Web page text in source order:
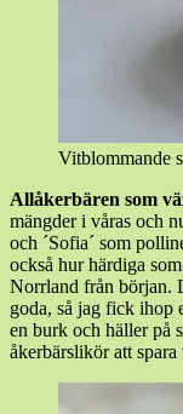
Vitblommande
Allåkerbären som
mängder i våras och
och ´Sofia´ som
också hur härdiga
Norrland från början.
goda, så jag fick ihop
en burk och häller på
åkerbärslikör att